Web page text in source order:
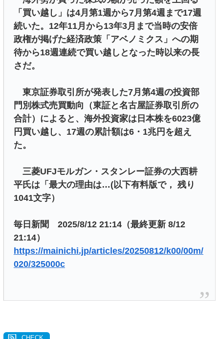
「買い越し」は4月第1週から7月第4週まで17週
続いた。12年11月から13年3月まで当時の安倍
政権が掲げた経済政策「アベノミクス」への期
待から18週連続で買い越しとなった時以来の長
さだ。
東京証券取引所が発表した7月第4週の投資部
門別株式売買動向（東証と名古屋証券取引所の
合計）によると、海外投資家は日本株を6023億
円買い越し、17週の累計額は6・1兆円を超え
た。
三菱UFJモルガン・スタンレー証券の大西耕
平氏は「最大の理由は…(以下有料版で， 残り
1041文字）
毎日新聞 2025/8/12 21:14（最終更新 8/12
21:14）
https://mainichi.jp/articles/20250812/k00/00m/
020/325000c